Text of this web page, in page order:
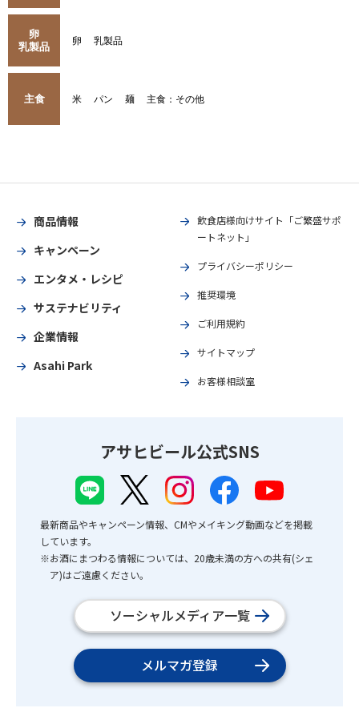
卵
乳製品
卵 乳製品
主食 米 パン 麺 主食：その他
商品情報
キャンペーン
エンタメ・レシピ
サステナビリティ
企業情報
Asahi Park
飲食店様向けサイト「ご繁盛サポ
ートネット」
プライバシーポリシー
推奨環境
ご利用規約
サイトマップ
お客様相談室
アサヒビール公式SNS
最新商品やキャンペーン情報、CMやメイキング動画などを掲載
しています。
※お酒にまつわる情報については、20歳未満の方への共有(シェ
ア)はご遠慮ください。
ソーシャルメディア一覧
メルマガ登録